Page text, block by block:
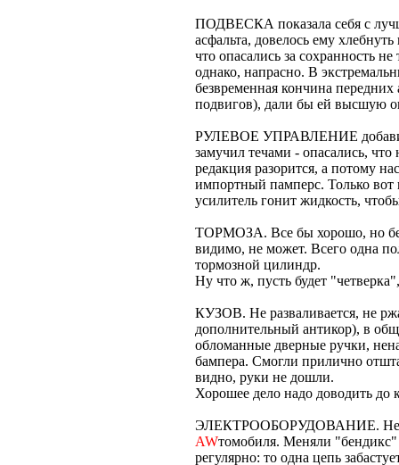
ПОДВЕСКА показала себя с
асфальта, довелось ему
что опасались за сохранность
однако, напрасно. В
безвременная кончина
подвигов), дали бы ей высшую
РУЛЕВОЕ УПРАВЛЕНИЕ
замучил течами - опасались,
редакция разорится, а потому
импортный памперс. Только
усилитель гонит жидкость,
ТОРМОЗА. Все бы хорошо, но без
видимо, не может. Всего одна
тормозной цилиндр.
Ну что ж, пусть будет
КУЗОВ. Не разваливается, не
дополнительный антикор), в
обломанные дверные ручки,
бампера. Смогли прилично
видно, руки не дошли.
Хорошее дело надо доводить до
ЭЛЕКТРООБОРУДОВАНИЕ. Не
AWтомобиля. Меняли "бендикс"
регулярно: то одна цепь